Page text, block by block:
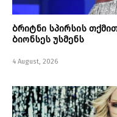
ბრიტნი სპირსის
ბიონსეს უსმენს
4 August, 2026